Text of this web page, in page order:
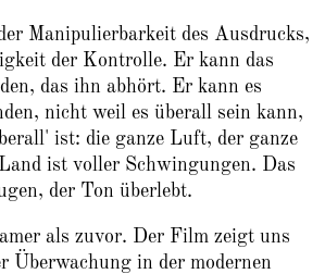
Manipulierbarkeit des Ausdrucks,
der Kontrolle. Er kann das
das ihn abhört. Er kann es
nicht weil es überall sein kann,
ist: die ganze Luft, der ganze
ist voller Schwingungen. Das
der Ton überlebt.
als zuvor. Der Film zeigt uns
Überwachung in der modernen